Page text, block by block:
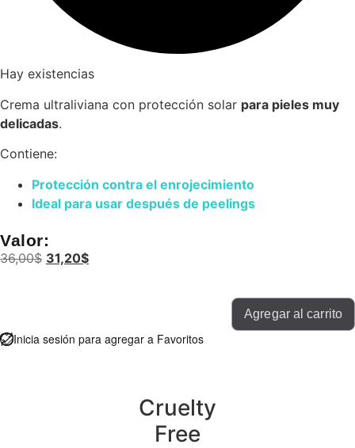
Hay existencias
Crema ultraliviana con protección solar para pieles muy
delicadas.
Contiene:
Protección contra el enrojecimiento
Ideal para usar después de peelings
Valor:
36,00$ 31,20$
Agregar al carrito
Inicia sesión para agregar a Favoritos
Cruelty
Free